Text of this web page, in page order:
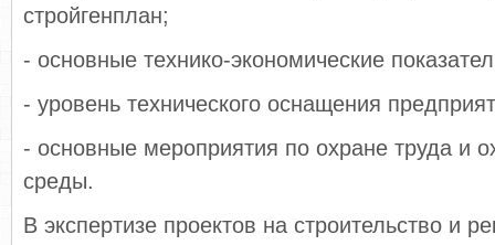
стройгенплан;
- основные технико-экономические
- уровень технического оснащения
- основные мероприятия по охране труда и
среды.
В экспертизе проектов на строительство и